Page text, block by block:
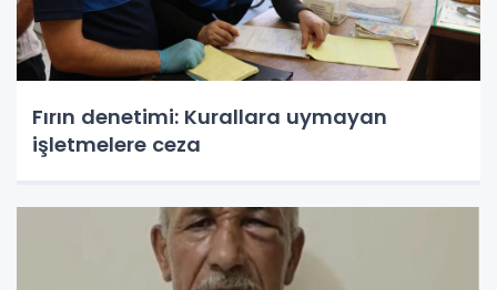
Fırın denetimi: Kurallara uymayan
işletmelere ceza